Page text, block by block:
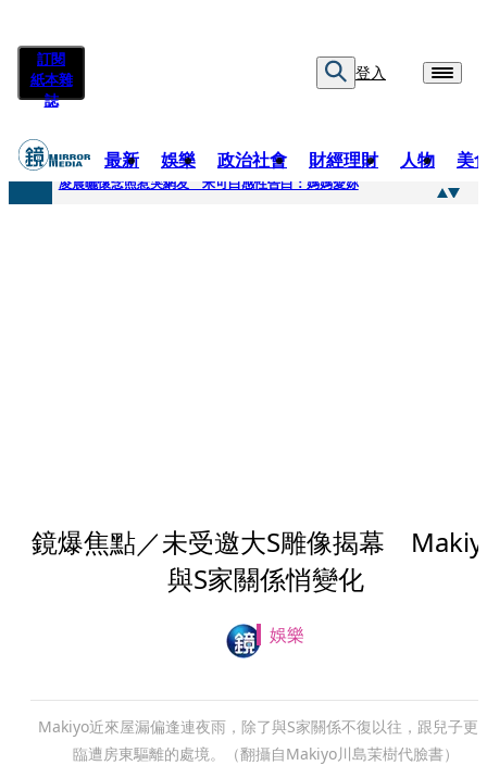
訂閱
紙本雜
誌
登入
最新 娛樂 政治社會 財經理財 人物 美
快訊
凌晨曬懷念照惹哭網友 米可白感性告白：媽媽愛妳
鏡爆焦點／未受邀大S雕像揭幕
與S家關係悄變化
娛樂
Makiyo近來屋漏偏逢連夜雨，除了與S家關係不復以往，跟兒子更
臨遭房東驅離的處境。（翻攝自Makiyo川島茉樹代臉書）